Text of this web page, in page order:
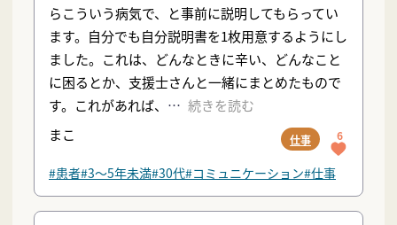
らこういう病気で、と事前に説明してもらってい
ます。自分でも自分説明書を1枚用意するようにし
ました。これは、どんなときに辛い、どんなこと
に困るとか、支援士さんと一緒にまとめたもので
す。これがあれば、
続きを読む
まこ
仕事 6
#患者#3〜5年未満#30代#コミュニケーション#仕事